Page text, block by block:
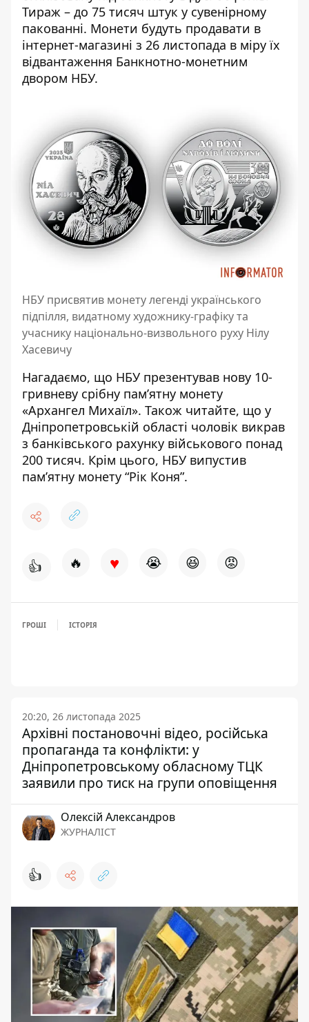
Тираж – до 75 тисяч штук у сувенірному
пакованні. Монети будуть продавати в
інтернет-магазині з 26 листопада в міру їх
відвантаження Банкнотно-монетним
двором НБУ.
НБУ присвятив монету легенді українського
підпілля, видатному художнику-графіку та
учаснику національно-визвольного руху Нілу
Хасевичу
Нагадаємо, що НБУ презентував нову 10-
гривневу срібну пам’ятну монету
«Архангел Михаїл». Також читайте, що у
Дніпропетровській області чоловік викрав
з банківського рахунку військового понад
200 тисяч. Крім цього, НБУ випустив
пам’ятну монету “Рік Коня”.
👍 🔥 ♥ 😭 😆 😡
ГРОШІ ІСТОРІЯ
20:20, 26 листопада 2025
Архівні постановочні відео, російська
пропаганда та конфлікти: у
Дніпропетровському обласному ТЦК
заявили про тиск на групи оповіщення
Олексій Александров
ЖУРНАЛІСТ
👍